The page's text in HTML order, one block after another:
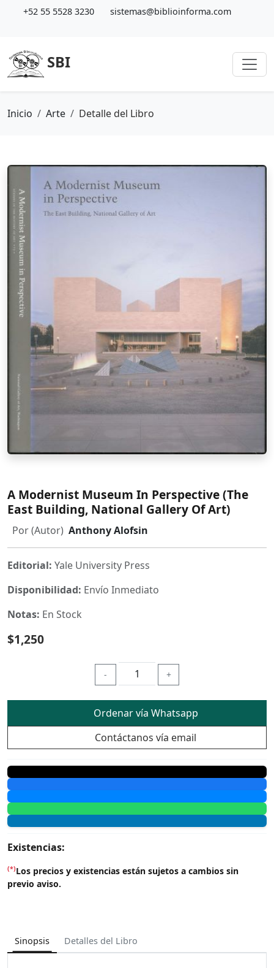
+52 55 5528 3230 sistemas@biblioinforma.com
SBI
Inicio Arte Detalle del Libro
A Modernist Museum In Perspective (The
East Building, National Gallery Of Art)
Por (Autor) Anthony Alofsin
Editorial: Yale University Press
Disponibilidad: Envío Inmediato
Notas: En Stock
$1,250
- +
Ordenar vía Whatsapp
Contáctanos vía email
Existencias:
(*)Los precios y existencias están sujetos a cambios sin
previo aviso.
Sinopsis Detalles del Libro